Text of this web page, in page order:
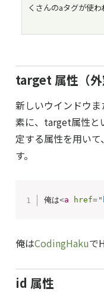
くさんのaタグが使わ
target 属性（外
新しいウインドウ
素に、target属性と
定する属性を用いて
す。
俺は<a href= "
俺はCodingHakuで
id 属性